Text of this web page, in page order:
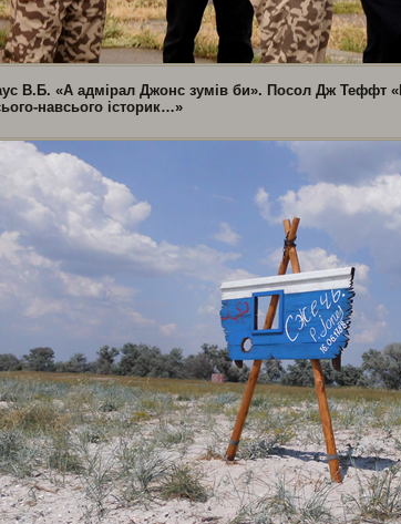
В.Б. «А адмірал Джонс зумів би». Посол Дж Теффт
навсього історик…»